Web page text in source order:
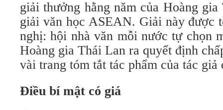
giải thưởng hằng năm của Hoàng
giải văn học ASEAN. Giải này được
nghị: hội nhà văn mỗi nước tự chọn
Hoàng gia Thái Lan ra quyết định
vài trang tóm tắt tác phẩm của tác giả
Điều bí mật có giá